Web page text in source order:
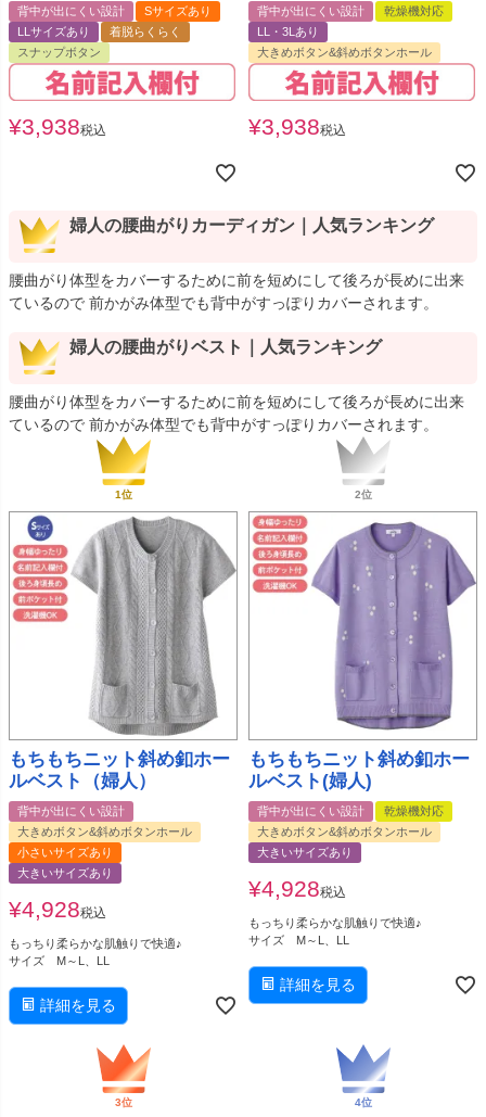
背中が出にくい設計
Sサイズあり
LLサイズあり
着脱らくらく
スナップボタン
¥3,938税込
背中が出にくい設計
乾燥機対応
LL・3Lあり
大きめボタン&斜めボタンホール
¥3,938税込
婦人の腰曲がりカーディガン｜人気ランキング
腰曲がり体型をカバーするために前を短めにして後ろが長めに出来
ているので 前かがみ体型でも背中がすっぽりカバーされます。
婦人の腰曲がりベスト｜人気ランキング
腰曲がり体型をカバーするために前を短めにして後ろが長めに出来
ているので 前かがみ体型でも背中がすっぽりカバーされます。
もちもちニット斜め釦ホー
ルベスト（婦人）
背中が出にくい設計
大きめボタン&斜めボタンホール
小さいサイズあり
大きいサイズあり
¥4,928税込
もっちり柔らかな肌触りで快適♪
サイズ M～L、LL
詳細を見る
もちもちニット斜め釦ホー
ルベスト(婦人)
背中が出にくい設計
乾燥機対応
大きめボタン&斜めボタンホール
大きいサイズあり
¥4,928税込
もっちり柔らかな肌触りで快適♪
サイズ M～L、LL
詳細を見る